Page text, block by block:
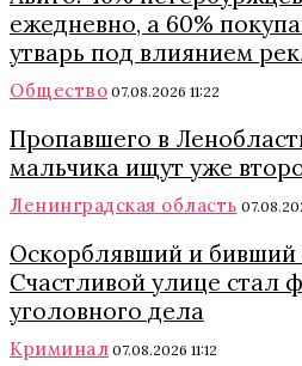
ежедневно, а 60%
утварь под влиянием
Общество 07.08.2026 11:22
Пропавшего в
мальчика ищут уже
Ленинградская область
Оскорблявший и бивший
Счастливой улице стал
уголовного дела
Криминал 07.08.2026 11:12